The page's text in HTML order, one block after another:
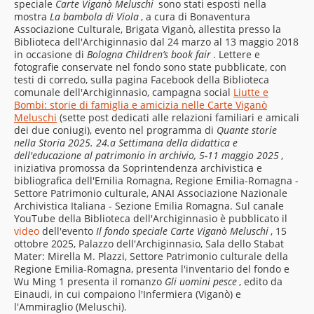
speciale Carte Viganò Meluschi sono stati esposti nella
mostra La bambola di Viola, a cura di Bonaventura
Associazione Culturale, Brigata Viganò, allestita presso la
Biblioteca dell'Archiginnasio dal 24 marzo al 13 maggio 2018
in occasione di Bologna Children’s book fair . Lettere e
fotografie conservate nel fondo sono state pubblicate, con
testi di corredo, sulla pagina Facebook della Biblioteca
comunale dell'Archiginnasio, campagna social Liutte e
Bombi: storie di famiglia e amicizia nelle Carte Viganò
Meluschi (sette post dedicati alle relazioni familiari e amicali
dei due coniugi), evento nel programma di Quante storie
nella Storia 2025. 24.a Settimana della didattica e
dell'educazione al patrimonio in archivio, 5-11 maggio 2025,
iniziativa promossa da Soprintendenza archivistica e
bibliografica dell'Emilia Romagna, Regione Emilia-Romagna -
Settore Patrimonio culturale, ANAI Associazione Nazionale
Archivistica Italiana - Sezione Emilia Romagna. Sul canale
YouTube della Biblioteca dell'Archiginnasio è pubblicato il
video dell'evento Il fondo speciale Carte Viganò Meluschi, 15
ottobre 2025, Palazzo dell'Archiginnasio, Sala dello Stabat
Mater: Mirella M. Plazzi, Settore Patrimonio culturale della
Regione Emilia-Romagna, presenta l'inventario del fondo e
Wu Ming 1 presenta il romanzo Gli uomini pesce, edito da
Einaudi, in cui compaiono l'Infermiera (Viganò) e
l'Ammiraglio (Meluschi).